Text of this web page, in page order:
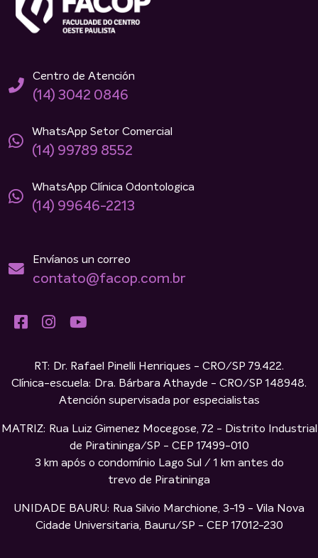
Centro de Atención
(14) 3042 0846
WhatsApp Setor Comercial
(14) 99789 8552
WhatsApp Clínica Odontologica
(14) 99646-2213
Envíanos un correo
contato@facop.com.br
RT: Dr. Rafael Pinelli Henriques - CRO/SP 79.422.
Clínica-escuela: Dra. Bárbara Athayde - CRO/SP 148948.
Atención supervisada por especialistas
MATRIZ: Rua Luiz Gimenez Mocegose, 72 - Distrito Industrial
de Piratininga/SP - CEP 17499-010
3 km após o condomínio Lago Sul / 1 km antes do
trevo de Piratininga
UNIDADE BAURU: Rua Silvio Marchione, 3-19 - Vila Nova
Cidade Universitaria, Bauru/SP - CEP 17012-230